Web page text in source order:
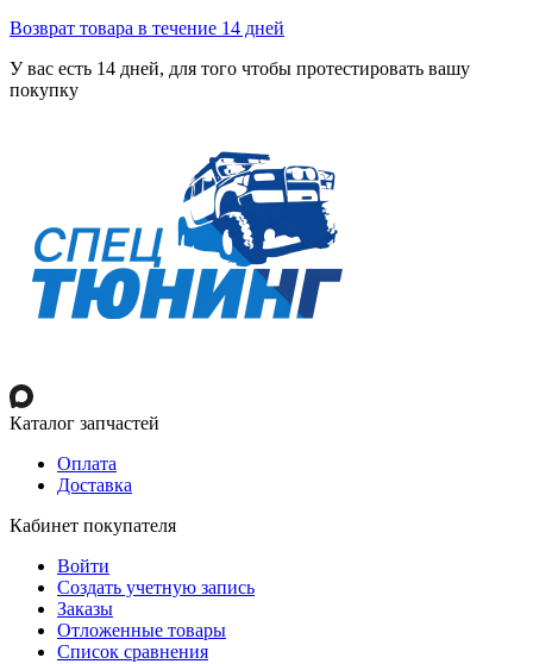
Возврат товара в течение 14 дней
У вас есть 14 дней, для того чтобы протестировать вашу
покупку
Каталог запчастей
Оплата
Доставка
Кабинет покупателя
Войти
Создать учетную запись
Заказы
Отложенные товары
Список сравнения